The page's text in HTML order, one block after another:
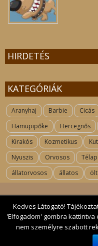
HIRDETÉS
KATEGÓRIÁK
Aranyhaj Barbie Cicás
Hamupipőke
Hercegnős
Kirakós
Kozmetikus
Nyuszis
Orvosos
állatorvosos
állatos
Kapcsolat| 2017 All rights
Kedves Látogató!
'Elfogadom' gombra
nem személyre szabott